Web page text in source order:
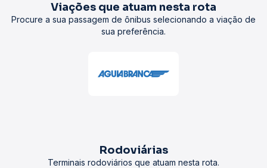
Viações que atuam nesta rota
Procure a sua passagem de ônibus selecionando a viação de
sua preferência.
Rodoviárias
Terminais rodoviários que atuam nesta rota.